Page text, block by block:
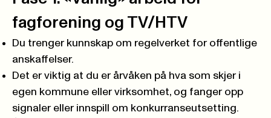
fagforening og TV/HTV
Du trenger kunnskap om regelverket for offentlige
anskaffelser.
Det er ­viktig at du er årvåken på hva som skjer i
egen kommune eller virksomhet, og fanger opp
signaler eller innspill om konkurranseutsetting.